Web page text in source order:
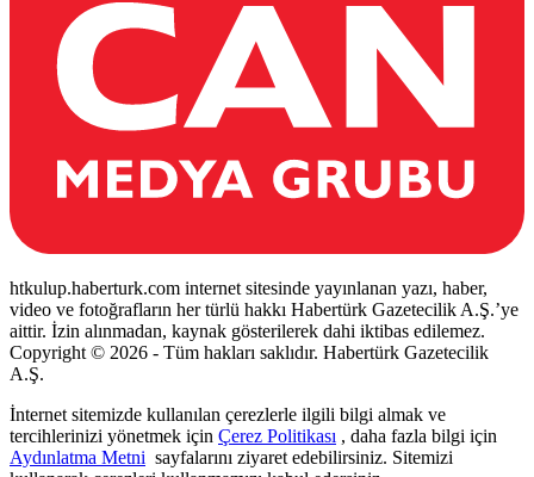
htkulup.haberturk.com internet sitesinde yayınlanan yazı, haber,
video ve fotoğrafların her türlü hakkı Habertürk Gazetecilik A.Ş.’ye
aittir. İzin alınmadan, kaynak gösterilerek dahi iktibas edilemez.
Copyright © 2026 - Tüm hakları saklıdır. Habertürk Gazetecilik
A.Ş.
İnternet sitemizde kullanılan çerezlerle ilgili bilgi almak ve
tercihlerinizi yönetmek için Çerez Politikası , daha fazla bilgi için
Aydınlatma Metni sayfalarını ziyaret edebilirsiniz. Sitemizi